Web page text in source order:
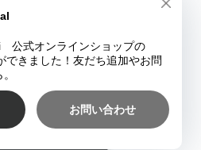
公式オンラインショップ
by